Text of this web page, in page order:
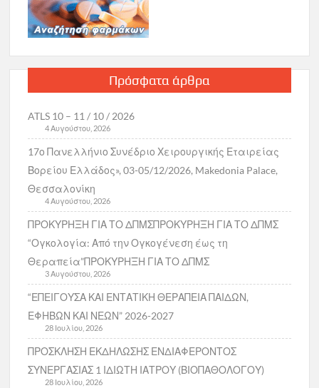
Πρόσφατα άρθρα
ATLS 10 – 11 / 10 / 2026
4 Αυγούστου, 2026
17ο Πανελλήνιο Συνέδριο Χειρουργικής Εταιρείας
Βορείου Ελλάδος», 03-05/12/2026, Makedonia Palace,
Θεσσαλονίκη
4 Αυγούστου, 2026
ΠΡΟΚΥΡΗΞΗ ΓΙΑ ΤΟ ΔΠΜΣΠΡΟΚΥΡΗΞΗ ΓΙΑ ΤΟ ΔΠΜΣ
“Ογκολογία: Από την Ογκογένεση έως τη
Θεραπεία”ΠΡΟΚΥΡΗΞΗ ΓΙΑ ΤΟ ΔΠΜΣ
3 Αυγούστου, 2026
“ΕΠΕΙΓΟΥΣΑ ΚΑΙ ΕΝΤΑΤΙΚΗ ΘΕΡΑΠΕΙΑ ΠΑΙΔΩΝ,
ΕΦΗΒΩΝ ΚΑΙ ΝΕΩΝ” 2026-2027
28 Ιουλίου, 2026
ΠΡΟΣΚΛΗΣΗ ΕΚΔΗΛΩΣΗΣ ΕΝΔΙΑΦΕΡΟΝΤΟΣ
ΣΥΝΕΡΓΑΣΙΑΣ 1 ΙΔΙΩΤΗ ΙΑΤΡΟΥ (ΒΙΟΠΑΘΟΛΟΓΟΥ)
28 Ιουλίου, 2026